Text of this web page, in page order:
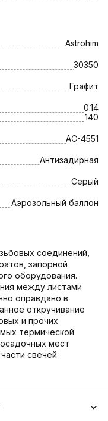
Astrohim
30350
Графит
0.14
140
AC-4551
Антизадирная
Серый
Аэрозольный баллон
соединений,
запорной
оборудования.
между листами
оправдано в
откручивание
и прочих
термической
мест
свечей